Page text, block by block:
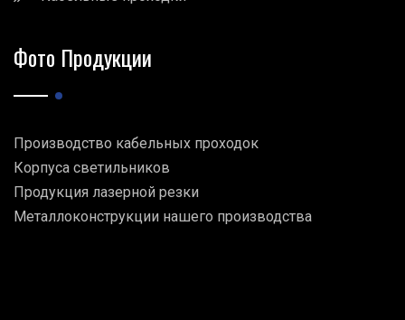
Фото Продукции
Производство кабельных проходок
Корпуса светильников
Продукция лазерной резки
Металлоконструкции нашего производства